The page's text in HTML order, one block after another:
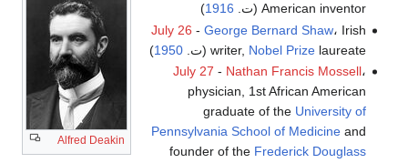
Alfred Deakin
American inventor (ت.
1916
)
July 26 - George Bernard Shaw، Irish
writer, Nobel Prizelaureate (ت. 1950
)
July 27 - Nathan Francis Mossell،
physician, 1st African American
graduate of the University of
Pennsylvania School of Medicineand
founder of the Frederick Douglass